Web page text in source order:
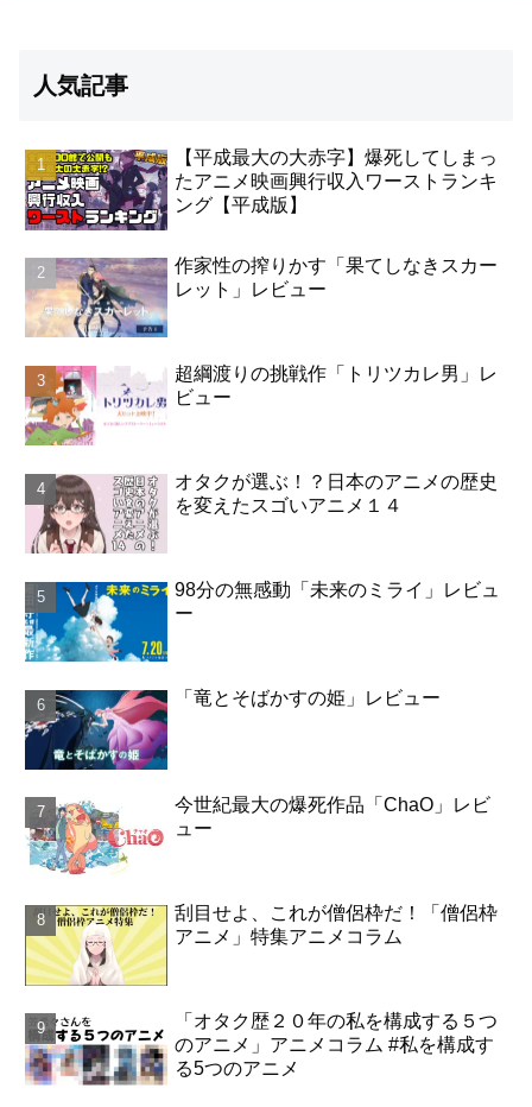
人気記事
【平成最大の大赤字】爆死してしまっ
たアニメ映画興行収入ワーストランキ
ング【平成版】
作家性の搾りかす「果てしなきスカー
レット」レビュー
超綱渡りの挑戦作「トリツカレ男」レ
ビュー
オタクが選ぶ！？日本のアニメの歴史
を変えたスゴいアニメ１４
98分の無感動「未来のミライ」レビュ
ー
「竜とそばかすの姫」レビュー
今世紀最大の爆死作品「ChaO」レビ
ュー
刮目せよ、これが僧侶枠だ！「僧侶枠
アニメ」特集アニメコラム
「オタク歴２０年の私を構成する５つ
のアニメ」アニメコラム #私を構成す
る5つのアニメ